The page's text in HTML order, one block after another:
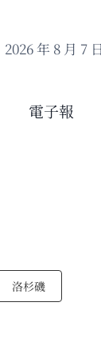
2026 年 8 月 7 日
電子報
洛杉磯